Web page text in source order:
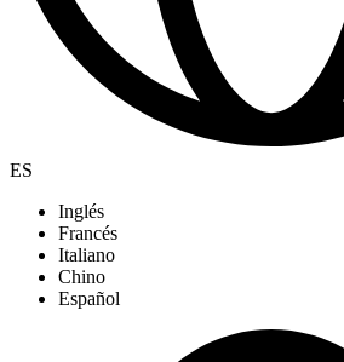
ES
Inglés
Francés
Italiano
Chino
Español